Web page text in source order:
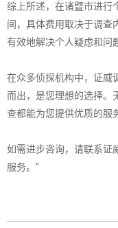
综上所述，在诸暨市进行
间，具体费用取决于调查
有效地解决个人疑虑和问
在众多侦探机构中，证威
而出，是您理想的选择。
查都能为您提供优质的服
如需进步咨询，请联系证
服务。"